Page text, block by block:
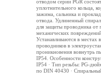
отводом серии PGR
уплотнительного кольца,
зажима, сальника и
отвода. Удлиненный
для защиты проводника от
механических
Устанавливаются в местах
проводников в
проникновения вовнутрь
IP54. Особенности
IP54 · Тип резьбы: PG-
по DIN 40430 ·